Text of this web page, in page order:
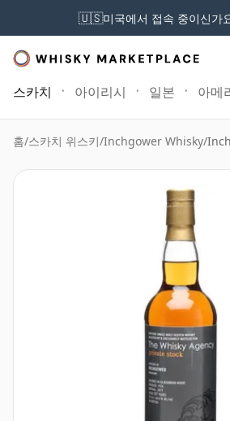
🇺🇸미국에서 접속 중이신가
스카치 아이리시 일본 아메
홈/스카치 위스키/Inchgower Whisky/